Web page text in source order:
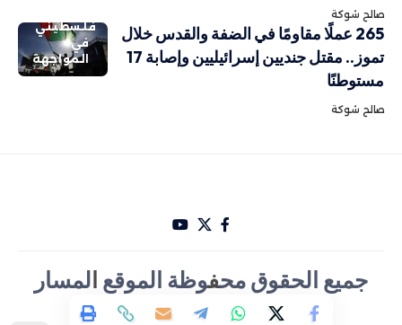
صالح شوكة
فلسطيني
في
المواجهة
265 عملًا مقاومًا في الضفة والقدس خلال
تموز.. مقتل جنديين إسرائيليين وإصابة 17
مستوطنًا
صالح شوكة
جميع الحقوق محفوظة الموقع المسار
الأخباري تصميم Hakam